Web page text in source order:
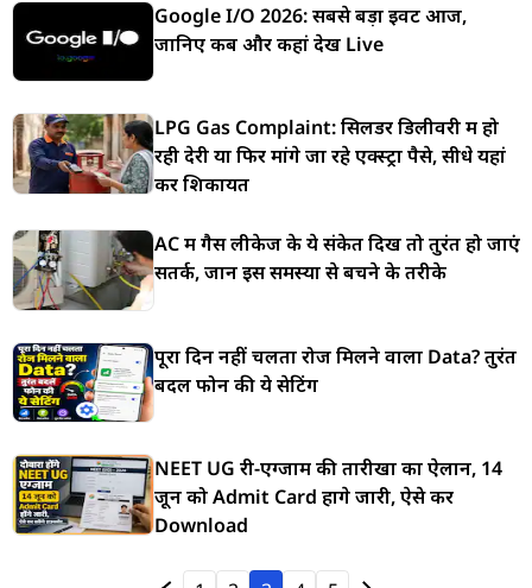
Google I/O 2026: सबसे बड़ा इवेंट आज,
जानिए कब और कहां देखें Live
LPG Gas Complaint: सिलेंडर डिलीवरी में हो
रही देरी या फिर मांगे जा रहे एक्स्ट्रा पैसे, सीधे यहां
करें शिकायत
AC में गैस लीकेज के ये संकेत दिखें तो तुरंत हो जाएं
सतर्क, जानें इस समस्या से बचने के तरीके
पूरा दिन नहीं चलता रोज मिलने वाला Data? तुरंत
बदलें फोन की ये सेटिंग
NEET UG री-एग्जाम की तारीखों का ऐलान, 14
जून को Admit Card होंगे जारी, ऐसे करें
Download